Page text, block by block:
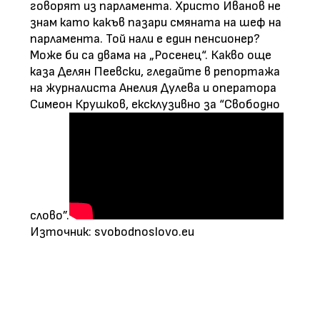
говорят из парламента. Христо Иванов не
знам като какъв пазари смяната на шеф на
парламента. Той нали е един пенсионер?
Може би са двама на „Росенец“. Какво още
каза Делян Пеевски, гледайте в репортажа
на журналиста Анелия Дулева и оператора
Симеон Крушков, ексклузивно за “Свободно
слово”.
Източник: svobodnoslovo.eu